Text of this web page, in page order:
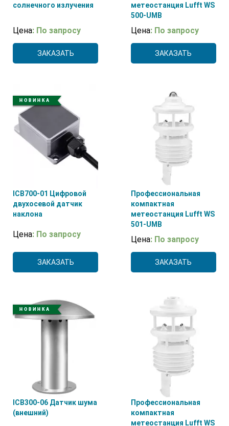
солнечного излучения
Цена: По запросу
ЗАКАЗАТЬ
метеостанция Lufft WS
500-UMB
Цена: По запросу
ЗАКАЗАТЬ
ICB700-01 Цифровой
двухосевой датчик
наклона
Цена: По запросу
ЗАКАЗАТЬ
Профессиональная
компактная
метеостанция Lufft WS
501-UMB
Цена: По запросу
ЗАКАЗАТЬ
ICB300-06 Датчик шума
(внешний)
Профессиональная
компактная
метеостанция Lufft WS